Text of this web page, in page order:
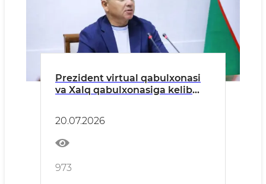
Prezident virtual qabulxonasi
va Xalq qabulxonasiga kelib
20.07.2026
973